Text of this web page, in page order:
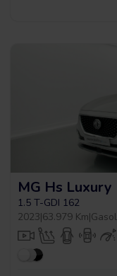
MG Hs Luxury
1.5 T-GDI 162
2023|63.979 Km|